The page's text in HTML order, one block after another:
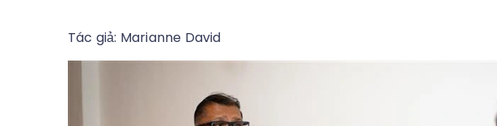
Tác giả: Marianne David